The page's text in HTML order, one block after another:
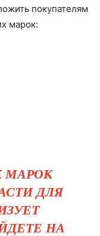
покупателям
марок:
МАРОК
ДЛЯ
НА